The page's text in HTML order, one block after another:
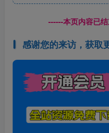
------本页内容已
感谢您的来访，获取